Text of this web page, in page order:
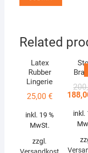
Related
Latex
Rubber
Lingerie
25,00 €
inkl. 19 %
MwSt.
zzgl.
inkl.